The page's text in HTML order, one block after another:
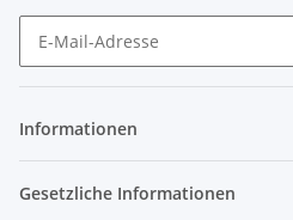
Informationen
Gesetzliche Informationen